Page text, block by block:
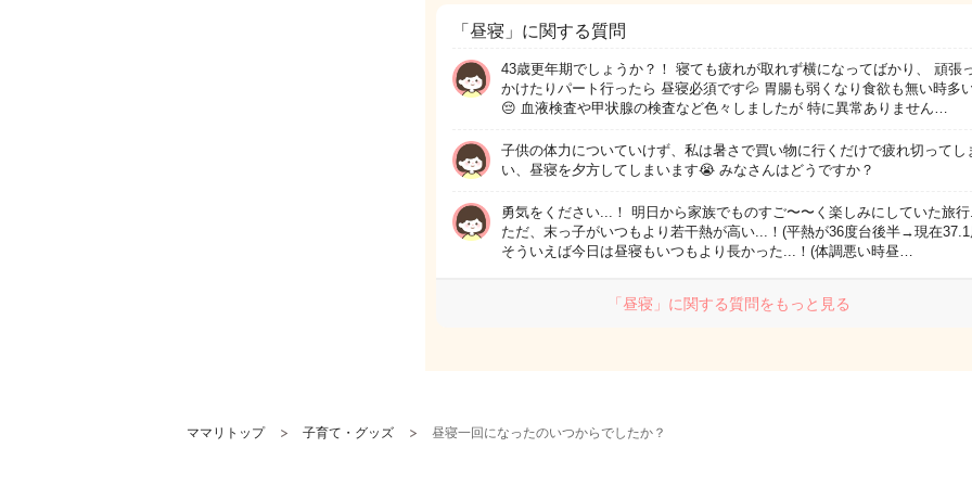
「昼寝」に関する質問
43歳更年期でしょうか？！ 寝ても疲れが取れず横になってばかり、 頑張
かけたりパート行ったら 昼寝必須です💦 胃腸も弱くなり食欲も無い時多
😔 血液検査や甲状腺の検査など色々しましたが 特に異常ありません…
子供の体力についていけず、私は暑さで買い物に行くだけで疲れ切ってし
い、昼寝を夕方してしまいます😭 みなさんはどうですか？
勇気をください...！ 明日から家族でものすご〜〜く楽しみにしていた旅行
ただ、末っ子がいつもより若干熱が高い...！(平熱が36度台後半→現在37.1
そういえば今日は昼寝もいつもより長かった...！(体調悪い時昼…
「昼寝」に関する質問をもっと見る
ママリトップ 子育て・グッズ 昼寝一回になったのいつからでしたか？